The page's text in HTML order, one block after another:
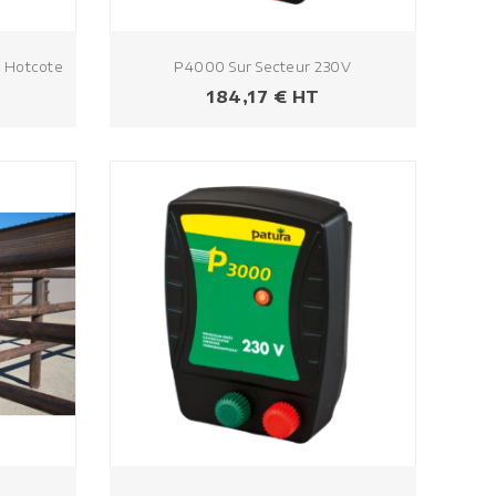
Hotcote P4000 Sur Secteur 230V
Prezzo
184,17 € HT